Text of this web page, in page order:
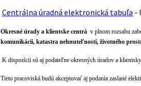
Centrálna úradná elektronická tabuľa -
Okresné úrady a klientske centráv plnom rozsahu
komunikácií, katastra nehnuteľností, životného
K dispozícii sú aj podateľne okresných úradov a
Tieto pracoviská budú akceptovať aj podania zaslané